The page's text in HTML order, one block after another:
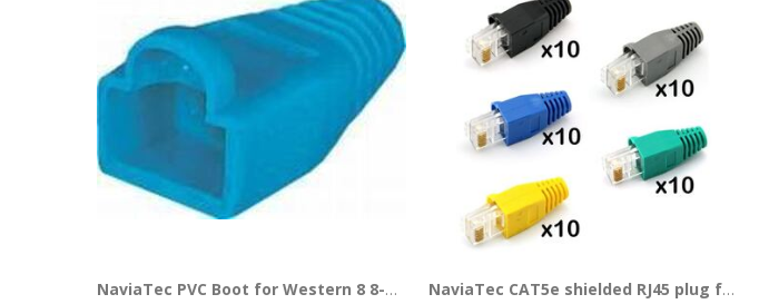
NaviaTec PVC Boot for Western 8 8-plug blue 10pc NaviaTec CAT5e shielded RJ45 plug for round cable incl strain relief plug blue 10pc